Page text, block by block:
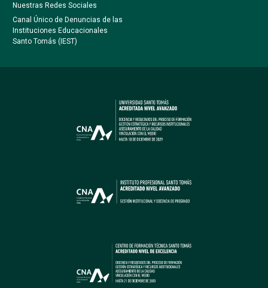
Nuestras Redes Sociales
Canal Único de Denuncias de las
Instituciones Educacionales
Santo Tomás (IEST)